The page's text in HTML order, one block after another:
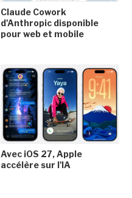
Claude Cowork
d'Anthropic disponible
pour web et mobile
Avec iOS 27, Apple
accélère sur l'IA